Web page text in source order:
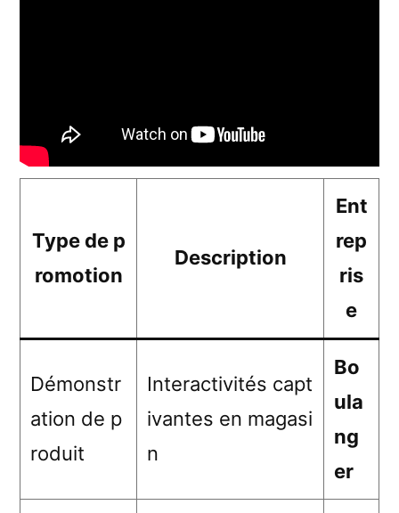
Type de p
romotion
Description
Ent
rep
ris
e
Démonstr
ation de p
roduit
Interactivités capt
ivantes en magasi
n
Bo
ula
ng
er